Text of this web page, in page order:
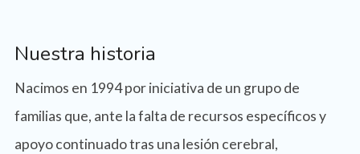
Nuestra historia
Nacimos en 1994 por iniciativa de un grupo de
familias que, ante la falta de recursos específicos y
apoyo continuado tras una lesión cerebral,